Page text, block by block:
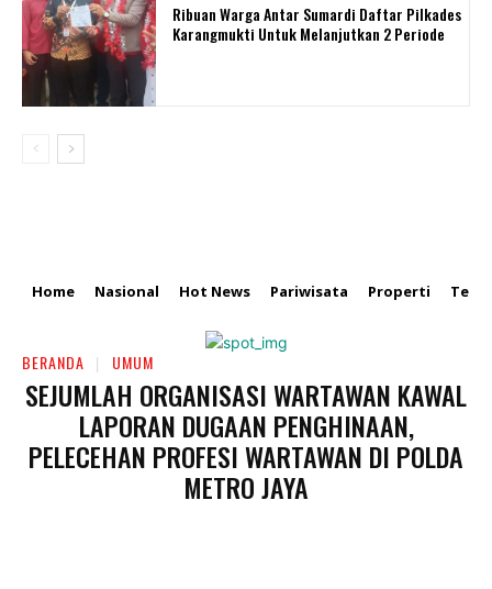
Ribuan Warga Antar Sumardi Daftar Pilkades
Karangmukti Untuk Melanjutkan 2 Periode